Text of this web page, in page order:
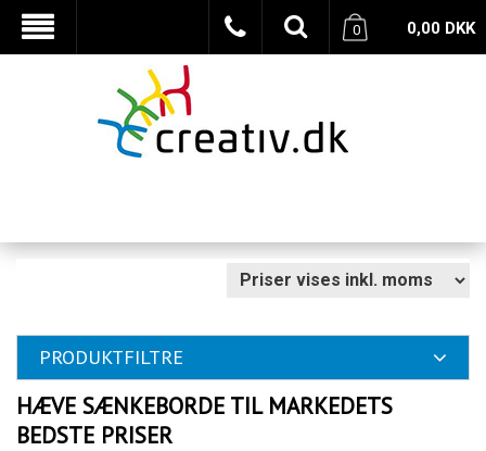
0,00 DKK
0
PRODUKTFILTRE
HÆVE SÆNKEBORDE TIL MARKEDETS
BEDSTE PRISER